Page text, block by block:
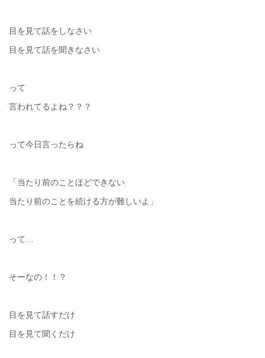
目を見て話をしなさい
目を見て話を聞きなさい
って
言われてるよね？？？
って今日言ったらね
「当たり前のことほどできない
当たり前のことを続ける方が難しいよ」
って…
そーなの！！？
目を見て話すだけ
目を見て聞くだけ